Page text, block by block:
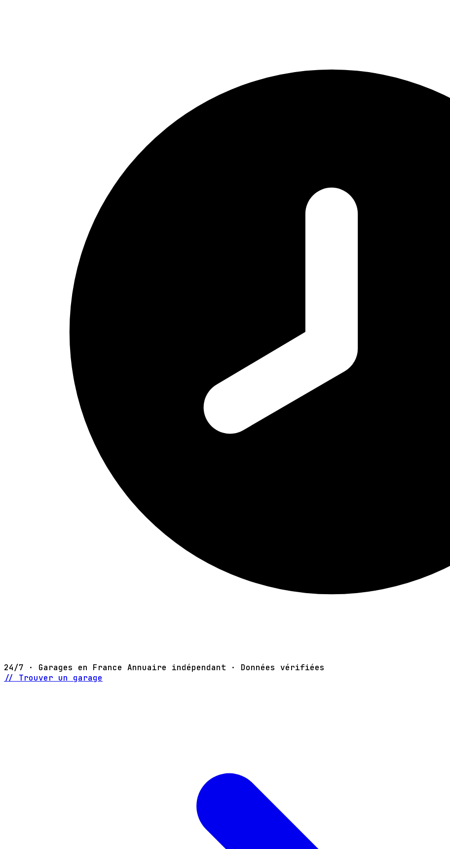
24/7 · Garages en France Annuaire indépendant · Données vérifiées
// Trouver un garage